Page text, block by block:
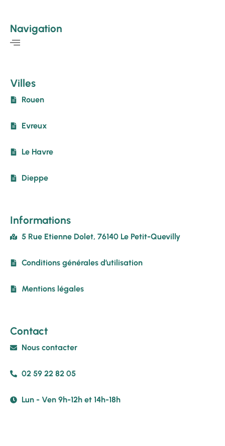
Navigation
Villes
Rouen
Evreux
Le Havre
Dieppe
Informations
5 Rue Etienne Dolet, 76140 Le Petit-Quevilly
Conditions générales d’utilisation
Mentions légales
Contact
Nous contacter
02 59 22 82 05
Lun - Ven 9h-12h et 14h-18h